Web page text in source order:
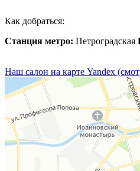
Как добраться:
Станция метро: Петроградская
Наш салон на карте Yandex